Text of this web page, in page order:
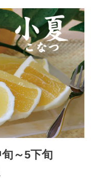
～5下旬